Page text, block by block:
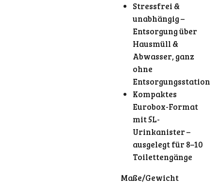
Stressfrei &
unabhängig –
Entsorgung über
Hausmüll &
Abwasser, ganz
ohne
Entsorgungsstation
Kompaktes
Eurobox-Format
mit 5L-
Urinkanister –
ausgelegt für 8–10
Toilettengänge
Maße/Gewicht